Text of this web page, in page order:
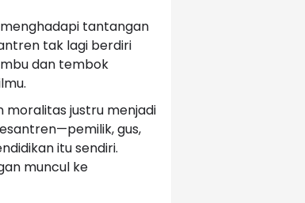
tantangan
tak lagi berdiri
dan tembok
moralitas justru menjadi
gus,
itu sendiri.
muncul ke